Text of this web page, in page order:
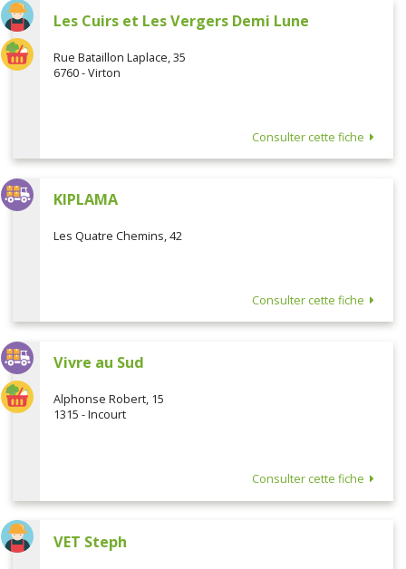
Les Cuirs et Les Vergers Demi Lune
Rue Bataillon Laplace, 35
6760 - Virton
Consulter cette fiche
KIPLAMA
Les Quatre Chemins, 42
Consulter cette fiche
Vivre au Sud
Alphonse Robert, 15
1315 - Incourt
Consulter cette fiche
VET Steph